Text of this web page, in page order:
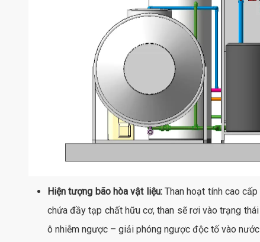
Hiện tượng bão hòa vật liệu:Than hoạt tính cao
chứa đầy tạp chất hữu cơ, than sẽ rơi vào trạng
ô nhiễm ngược – giải phóng ngược độc tố vào